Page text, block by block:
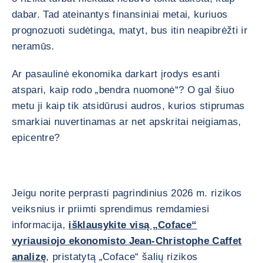
dabar. Tad ateinantys finansiniai metai, kuriuos
prognozuoti sudėtinga, matyt, bus itin neapibrėžti ir
neramūs.
Ar pasaulinė ekonomika darkart įrodys esanti
atspari, kaip rodo „bendra nuomonė“? O gal šiuo
metu ji kaip tik atsidūrusi audros, kurios stiprumas
smarkiai nuvertinamas ar net apskritai neigiamas,
epicentre?
Jeigu norite perprasti pagrindinius 2026 m. rizikos
veiksnius ir priimti sprendimus remdamiesi
informacija, išklausykite visą „Coface“
vyriausiojo ekonomisto Jean-Christophe Caffet
analizę, pristatytą „Coface“ šalių rizikos